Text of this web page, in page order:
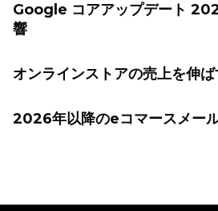
Google コアアップデート
響
オンラインストアの売上を伸
2026年以降のeコマースメー